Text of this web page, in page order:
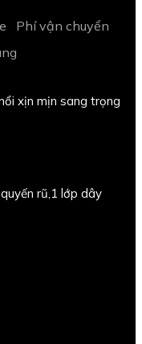
Phí vận chuyển
xịn mịn sang trọng
rũ,1 lớp dây